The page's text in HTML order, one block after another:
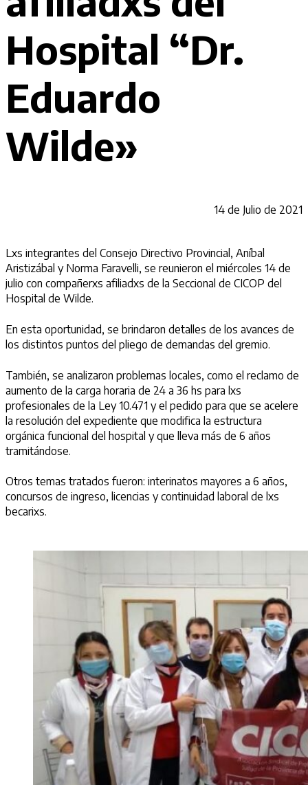
Hospital “Dr.
Eduardo
Wilde»
14 de Julio de 2021
Lxs integrantes del Consejo Directivo Provincial, Aníbal
Aristizábal y Norma Faravelli, se reunieron el miércoles 14 de
julio con compañerxs afiliadxs de la Seccional de CICOP del
Hospital de Wilde.
En esta oportunidad, se brindaron detalles de los avances de
los distintos puntos del pliego de demandas del gremio.
También, se analizaron problemas locales, como el reclamo de
aumento de la carga horaria de 24 a 36 hs para lxs
profesionales de la Ley 10.471 y el pedido para que se acelere
la resolución del expediente que modifica la estructura
orgánica funcional del hospital y que lleva más de 6 años
tramitándose.
Otros temas tratados fueron: interinatos mayores a 6 años,
concursos de ingreso, licencias y continuidad laboral de lxs
becarixs.